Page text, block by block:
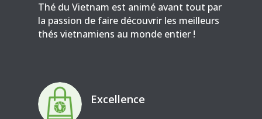
Thé du Vietnam est animé avant tout par
la passion de faire découvrir les meilleurs
thés vietnamiens au monde entier !
Excellence